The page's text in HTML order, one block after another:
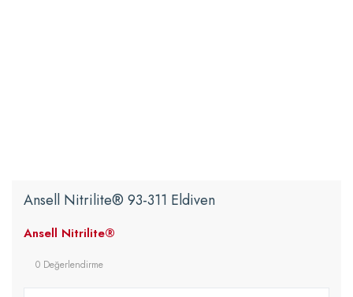
Ansell Nitrilite® 93-311 Eldiven
Ansell Nitrilite®
0 Değerlendirme